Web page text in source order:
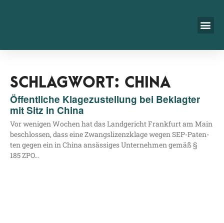
SCHLAGWORT: CHINA
Öffentliche Klagezustellung bei Beklagter
mit Sitz in China
Vor weni­gen Wochen hat das Land­ge­richt Frank­furt am Main
beschlos­sen, dass eine Zwangs­li­zenz­kla­ge wegen SEP-Paten­­
ten gegen ein in Chi­na ansäs­si­ges Unter­neh­men gemäß §
185 ZPO…